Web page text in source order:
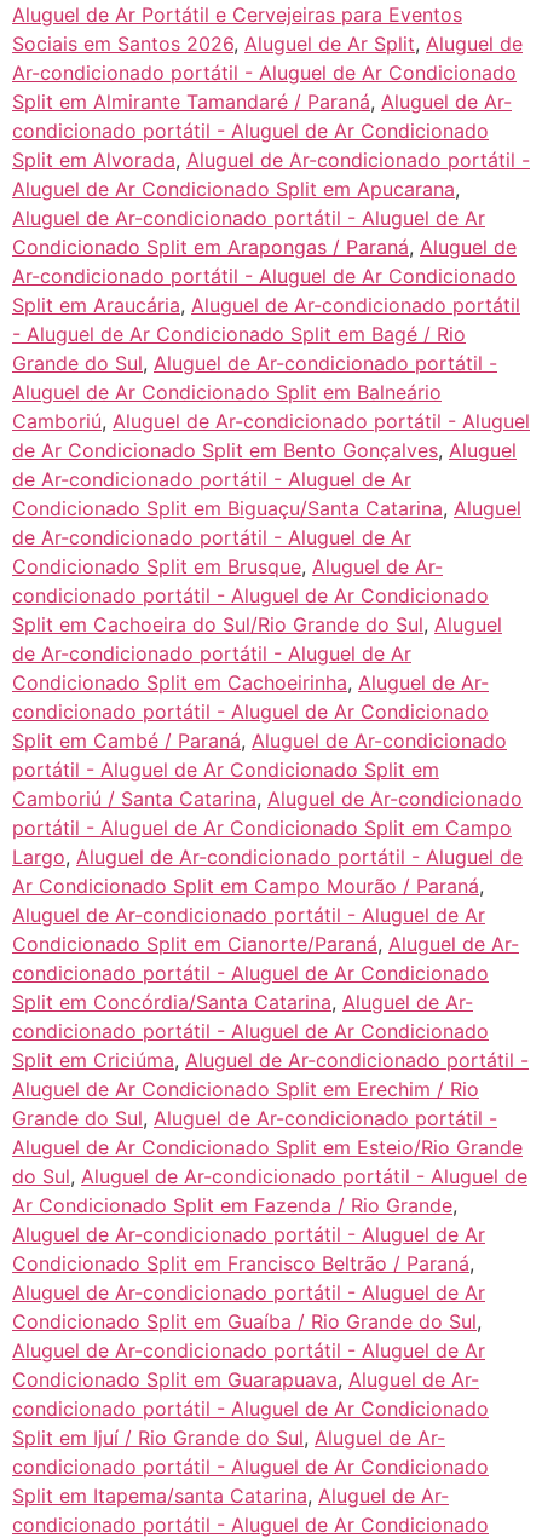
Aluguel de Ar Portátil e Cervejeiras para Eventos
Sociais em Santos 2026, Aluguel de Ar Split, Aluguel de
Ar-condicionado portátil - Aluguel de Ar Condicionado
Split em Almirante Tamandaré / Paraná, Aluguel de Ar-
condicionado portátil - Aluguel de Ar Condicionado
Split em Alvorada, Aluguel de Ar-condicionado portátil -
Aluguel de Ar Condicionado Split em Apucarana,
Aluguel de Ar-condicionado portátil - Aluguel de Ar
Condicionado Split em Arapongas / Paraná, Aluguel de
Ar-condicionado portátil - Aluguel de Ar Condicionado
Split em Araucária, Aluguel de Ar-condicionado portátil
- Aluguel de Ar Condicionado Split em Bagé / Rio
Grande do Sul, Aluguel de Ar-condicionado portátil -
Aluguel de Ar Condicionado Split em Balneário
Camboriú, Aluguel de Ar-condicionado portátil - Aluguel
de Ar Condicionado Split em Bento Gonçalves, Aluguel
de Ar-condicionado portátil - Aluguel de Ar
Condicionado Split em Biguaçu/Santa Catarina, Aluguel
de Ar-condicionado portátil - Aluguel de Ar
Condicionado Split em Brusque, Aluguel de Ar-
condicionado portátil - Aluguel de Ar Condicionado
Split em Cachoeira do Sul/Rio Grande do Sul, Aluguel
de Ar-condicionado portátil - Aluguel de Ar
Condicionado Split em Cachoeirinha, Aluguel de Ar-
condicionado portátil - Aluguel de Ar Condicionado
Split em Cambé / Paraná, Aluguel de Ar-condicionado
portátil - Aluguel de Ar Condicionado Split em
Camboriú / Santa Catarina, Aluguel de Ar-condicionado
portátil - Aluguel de Ar Condicionado Split em Campo
Largo, Aluguel de Ar-condicionado portátil - Aluguel de
Ar Condicionado Split em Campo Mourão / Paraná,
Aluguel de Ar-condicionado portátil - Aluguel de Ar
Condicionado Split em Cianorte/Paraná, Aluguel de Ar-
condicionado portátil - Aluguel de Ar Condicionado
Split em Concórdia/Santa Catarina, Aluguel de Ar-
condicionado portátil - Aluguel de Ar Condicionado
Split em Criciúma, Aluguel de Ar-condicionado portátil -
Aluguel de Ar Condicionado Split em Erechim / Rio
Grande do Sul, Aluguel de Ar-condicionado portátil -
Aluguel de Ar Condicionado Split em Esteio/Rio Grande
do Sul, Aluguel de Ar-condicionado portátil - Aluguel de
Ar Condicionado Split em Fazenda / Rio Grande,
Aluguel de Ar-condicionado portátil - Aluguel de Ar
Condicionado Split em Francisco Beltrão / Paraná,
Aluguel de Ar-condicionado portátil - Aluguel de Ar
Condicionado Split em Guaíba / Rio Grande do Sul,
Aluguel de Ar-condicionado portátil - Aluguel de Ar
Condicionado Split em Guarapuava, Aluguel de Ar-
condicionado portátil - Aluguel de Ar Condicionado
Split em Ijuí / Rio Grande do Sul, Aluguel de Ar-
condicionado portátil - Aluguel de Ar Condicionado
Split em Itapema/santa Catarina, Aluguel de Ar-
condicionado portátil - Aluguel de Ar Condicionado